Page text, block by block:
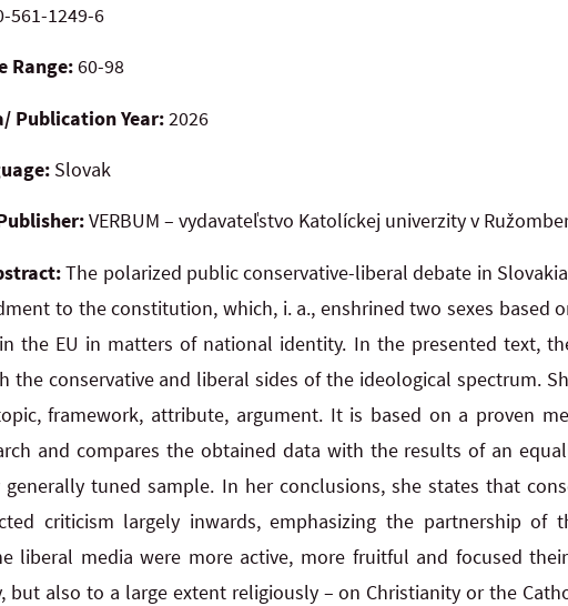
561-1249-6
Range:60-98
Publication Year:2026
Slovak
VERBUM – vydavateľstvo Katolíckej univerzity v
The polarized public conservative-liberal debate in
to the constitution, which, i. a., enshrined two sexes based
the EU in matters of national identity. In the presented text,
the conservative and liberal sides of the ideological spectrum.
framework, attribute, argument. It is based on a proven
and compares the obtained data with the results of an
tuned sample. In her conclusions, she states that
criticism largely inwards, emphasizing the partnership
liberal media were more active, more fruitful and focused
but also to a large extent religiously – on Christianity or the